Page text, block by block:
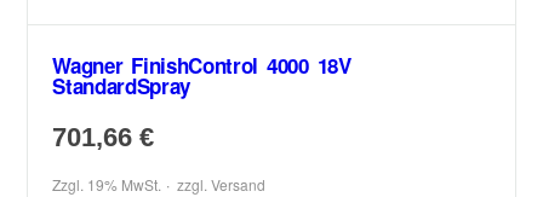
Wagner FinishControl 4000 18V
StandardSpray
701,66€
Zzgl. 19% MwSt. zzgl.Versand